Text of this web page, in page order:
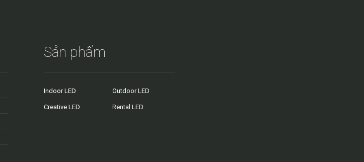
Sản phẩm
Indoor LED Outdoor LED
Creative LED Rental LED